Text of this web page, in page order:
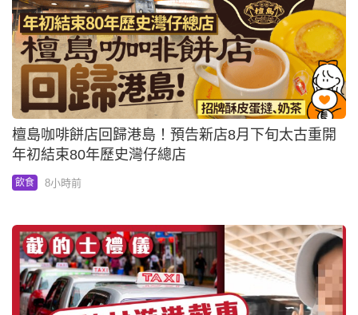
檀島咖啡餅店回歸港島！預告新店8月下旬太古重開
年初結束80年歷史灣仔總店
飲食 8小時前